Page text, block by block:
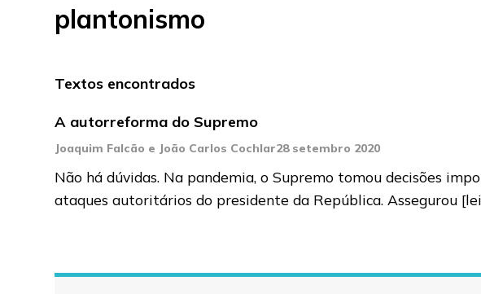
plantonismo
Textos encontrados
A autorreforma do Supremo
Joaquim Falcão e João Carlos Cochlar28 setembro 2020
Não há dúvidas. Na pandemia, o Supremo tomou decisões
ataques autoritários do presidente da República. Assegurou